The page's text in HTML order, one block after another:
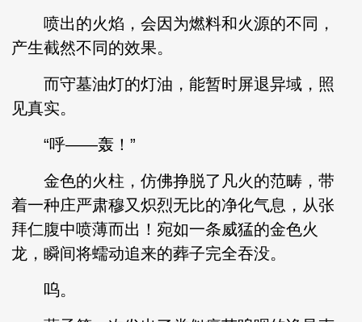
喷出的火焰，会因为燃料和火源的不同，
产生截然不同的效果。
而守墓油灯的灯油，能暂时屏退异域，照
见真实。
“呼——轰！”
金色的火柱，仿佛挣脱了凡火的范畴，带
着一种庄严肃穆又炽烈无比的净化气息，从张
拜仁腹中喷薄而出！宛如一条威猛的金色火
龙，瞬间将蠕动追来的葬子完全吞没。
呜。